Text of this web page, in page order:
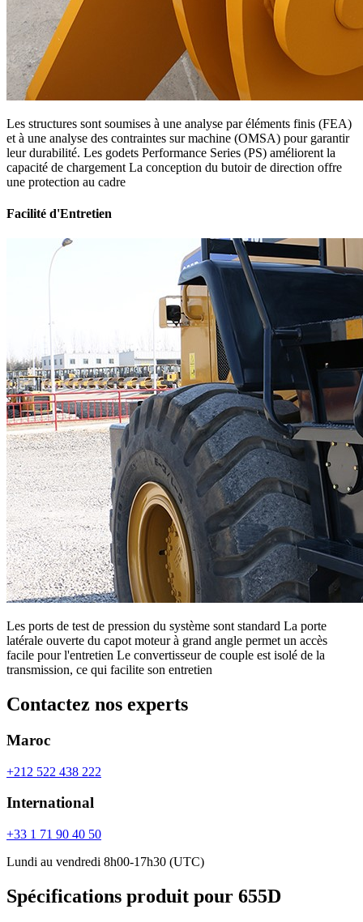
Les structures sont soumises à une analyse par éléments finis (FEA)
et à une analyse des contraintes sur machine (OMSA) pour garantir
leur durabilité. Les godets Performance Series (PS) améliorent la
capacité de chargement La conception du butoir de direction offre
une protection au cadre
Facilité d'Entretien
Les ports de test de pression du système sont standard La porte
latérale ouverte du capot moteur à grand angle permet un accès
facile pour l'entretien Le convertisseur de couple est isolé de la
transmission, ce qui facilite son entretien
Contactez nos experts
Maroc
+212 522 438 222
International
+33 1 71 90 40 50
Lundi au vendredi 8h00-17h30 (UTC)
Spécifications produit pour 655D